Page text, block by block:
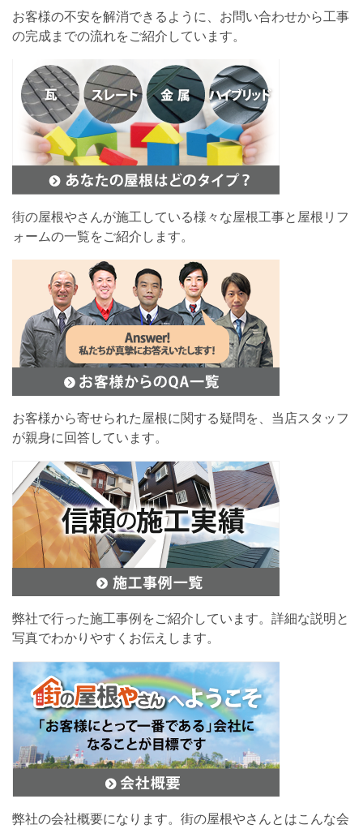
お客様の不安を解消できるように、お問い合わせから工事
の完成までの流れをご紹介しています。
街の屋根やさんが施工している様々な屋根工事と屋根リフ
ォームの一覧をご紹介します。
お客様から寄せられた屋根に関する疑問を、当店スタッフ
が親身に回答しています。
弊社で行った施工事例をご紹介しています。詳細な説明と
写真でわかりやすくお伝えします。
弊社の会社概要になります。街の屋根やさんとはこんな会